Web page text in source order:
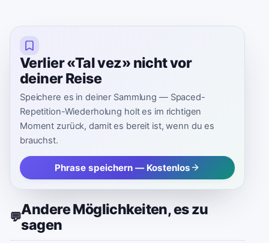
Verlier «Tal vez» nicht vor
deiner Reise
Speichere es in deiner Sammlung — Spaced-
Repetition-Wiederholung holt es im richtigen
Moment zurück, damit es bereit ist, wenn du es
brauchst.
Phrase speichern — Kostenlos
💬Andere Möglichkeiten, es zu
sagen